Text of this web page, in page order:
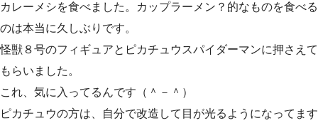
カレーメシを食べました。カップラーメン？的なものを食べる
のは本当に久しぶりです。
怪獣８号のフィギュアとピカチュウスパイダーマンに押さえて
もらいました。
これ、気に入ってるんです（＾－＾）
ピカチュウの方は、自分で改造して目が光るようになってます